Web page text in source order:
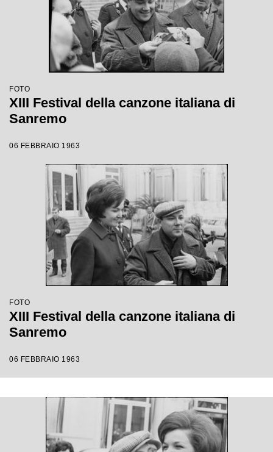
FOTO
XIII Festival della canzone italiana di
Sanremo
06 FEBBRAIO 1963
FOTO
XIII Festival della canzone italiana di
Sanremo
06 FEBBRAIO 1963